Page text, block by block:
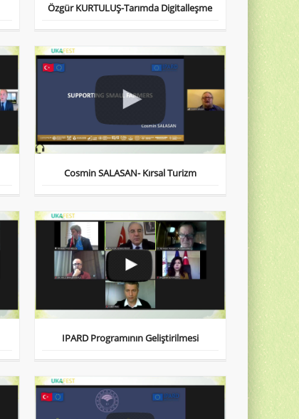
Özgür KURTULUŞ-Tarımda Digitalleşme
Cosmin SALASAN- Kırsal Turizm
IPARD Programının Geliştirilmesi